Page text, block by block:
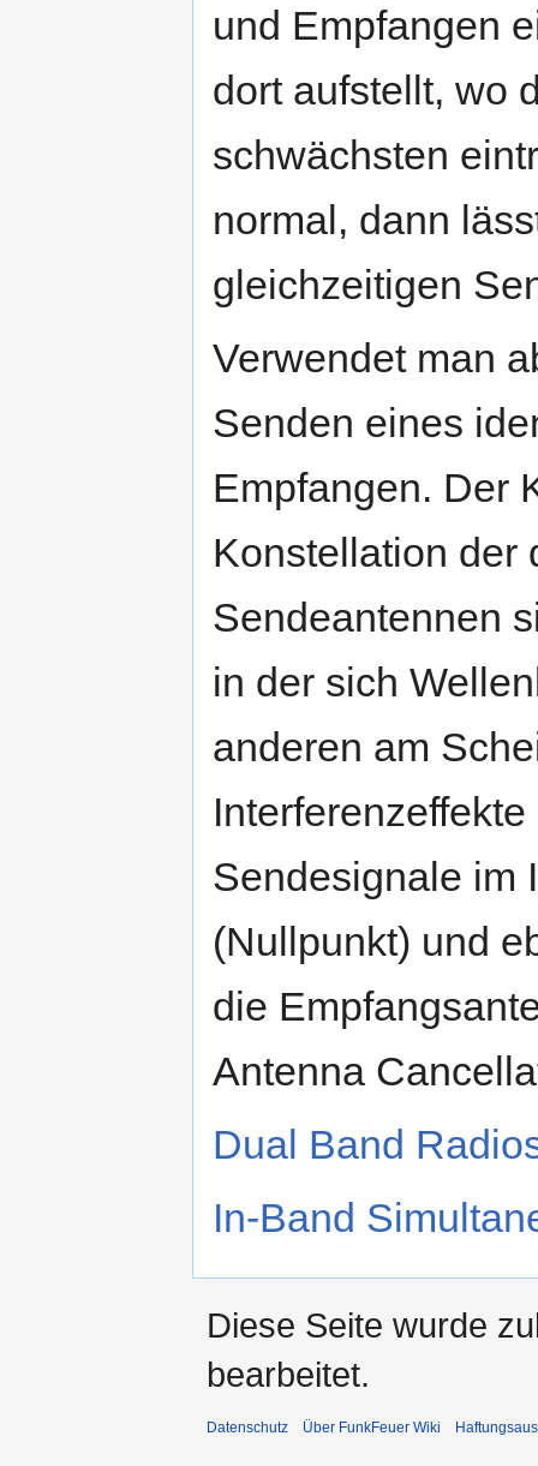
und Empfangen
dort aufstellt, wo
schwächsten
normal, dann
gleichzeitigen
Verwendet man
Senden eines
Empfangen. Der
Konstellation der
Sendeantennen
in der sich
anderen am
Sendesignale im
(Nullpunkt) und
die
Antenna
Dual Band
In-Band
Diese Seite wurde
bearbeitet.
Datenschutz Über FunkFeuer Wiki